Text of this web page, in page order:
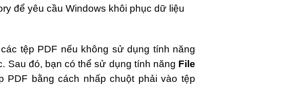
để yêu cầu Windows khôi phục dữ liệu
tệp PDF nếu không sử dụng tính năng
Sau đó, bạn có thể sử dụng tính năng File
PDF bằng cách nhấp chuột phải vào tệp